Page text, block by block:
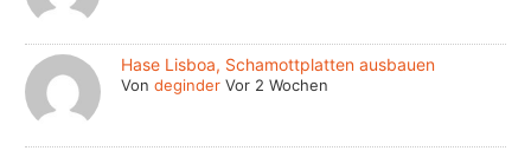
Hase Lisboa, Schamottplatten ausbauen
Vondeginder Vor 2 Wochen